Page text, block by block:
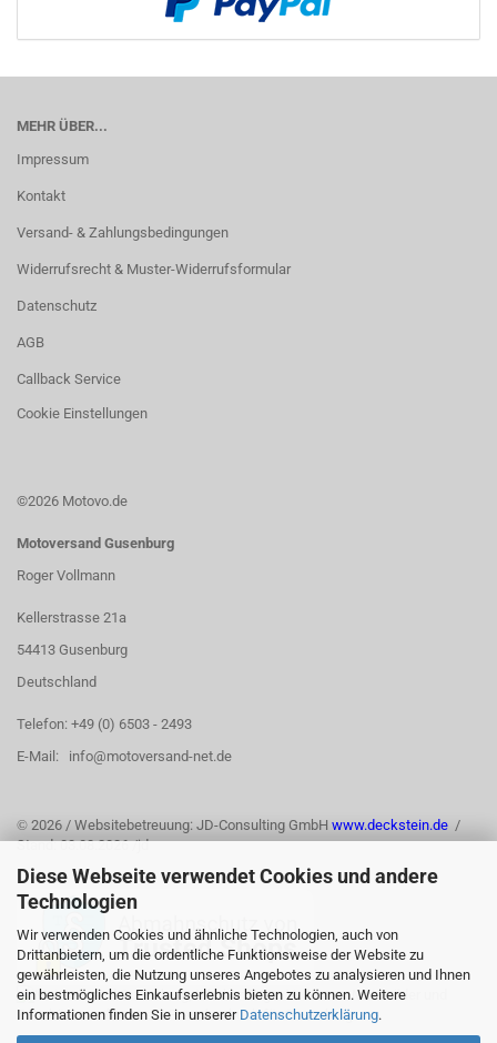
Diese Webseite verwendet Cookies und andere
Technologien
Wir verwenden Cookies und ähnliche Technologien, auch von
Drittanbietern, um die ordentliche Funktionsweise der Website zu
gewährleisten, die Nutzung unseres Angebotes zu analysieren und Ihnen
ein bestmögliches Einkaufserlebnis bieten zu können. Weitere
Informationen finden Sie in unserer Datenschutzerklärung.
MEHR ÜBER...
Impressum
Kontakt
Versand- & Zahlungsbedingungen
Widerrufsrecht & Muster-Widerrufsformular
Datenschutz
AGB
Callback Service
Cookie Einstellungen
©2026 Motovo.de
Motoversand Gusenburg
Roger Vollmann
Kellerstrasse 21a
54413 Gusenburg
Deutschland
Telefon: +49 (0) 6503 - 2493
E-Mail: info@motoversand-net.de
© 2026 / Websitebetreuung: JD-Consulting GmbH www.deckstein.de /
Stand: 03.08.2026 /jd